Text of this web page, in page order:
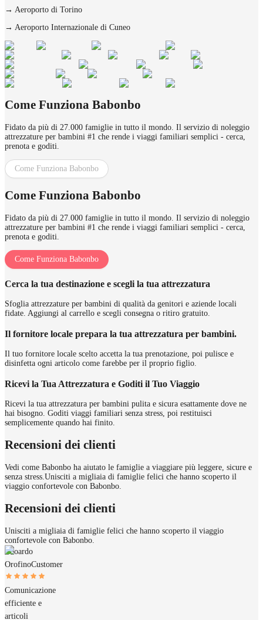
→ Aeroporto di Torino
→ Aeroporto Internazionale di Cuneo
Come Funziona Babonbo
Fidato da più di 27.000 famiglie in tutto il mondo. Il servizio di noleggio
attrezzature per bambini #1 che rende i viaggi familiari semplici - cerca,
prenota e goditi.
Come Funziona Babonbo
Come Funziona Babonbo
Fidato da più di 27.000 famiglie in tutto il mondo. Il servizio di noleggio
attrezzature per bambini #1 che rende i viaggi familiari semplici - cerca,
prenota e goditi.
Come Funziona Babonbo
Cerca la tua destinazione e scegli la tua attrezzatura
Sfoglia attrezzature per bambini di qualità da genitori e aziende locali
fidate. Aggiungi al carrello e scegli consegna o ritiro gratuito.
Il fornitore locale prepara la tua attrezzatura per bambini.
Il tuo fornitore locale scelto accetta la tua prenotazione, poi pulisce e
disinfetta ogni articolo come farebbe per il proprio figlio.
Ricevi la Tua Attrezzatura e Goditi il Tuo Viaggio
Ricevi la tua attrezzatura per bambini pulita e sicura esattamente dove ne
hai bisogno. Goditi viaggi familiari senza stress, poi restituisci
semplicemente quando hai finito.
Recensioni dei clienti
Vedi come Babonbo ha aiutato le famiglie a viaggiare più leggere, sicure e
senza stress. Unisciti a migliaia di famiglie felici che hanno scoperto il
viaggio confortevole con Babonbo.
Recensioni dei clienti
Unisciti a migliaia di famiglie felici che hanno scoperto il viaggio
confortevole con Babonbo.
Edoardo
OrofinoCustomer
Comunicazione
efficiente e
articoli